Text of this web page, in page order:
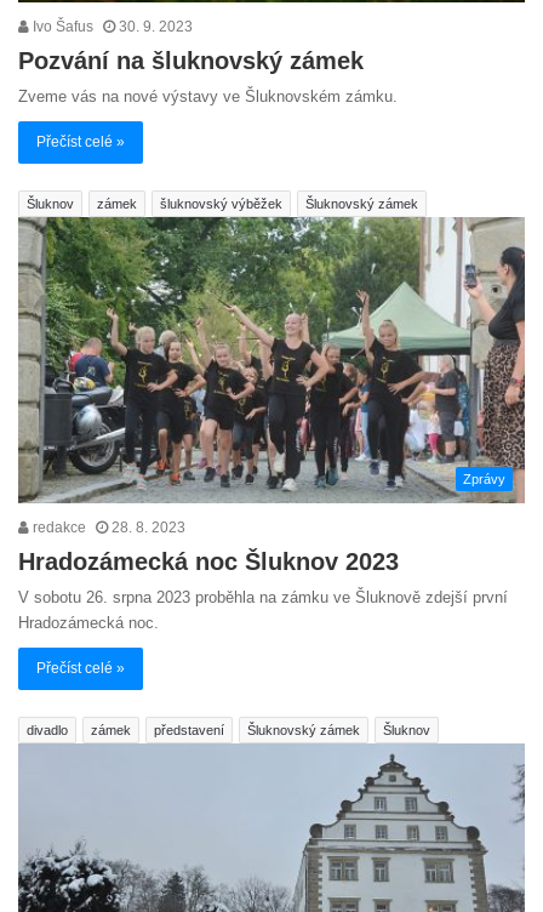
Ivo Šafus 30. 9. 2023
Pozvání na šluknovský zámek
Zveme vás na nové výstavy ve Šluknovském zámku.
Přečíst celé »
Šluknov zámek šluknovský výběžek Šluknovský zámek
Zprávy
redakce 28. 8. 2023
Hradozámecká noc Šluknov 2023
V sobotu 26. srpna 2023 proběhla na zámku ve Šluknově zdejší první
Hradozámecká noc.
Přečíst celé »
divadlo zámek představení Šluknovský zámek Šluknov